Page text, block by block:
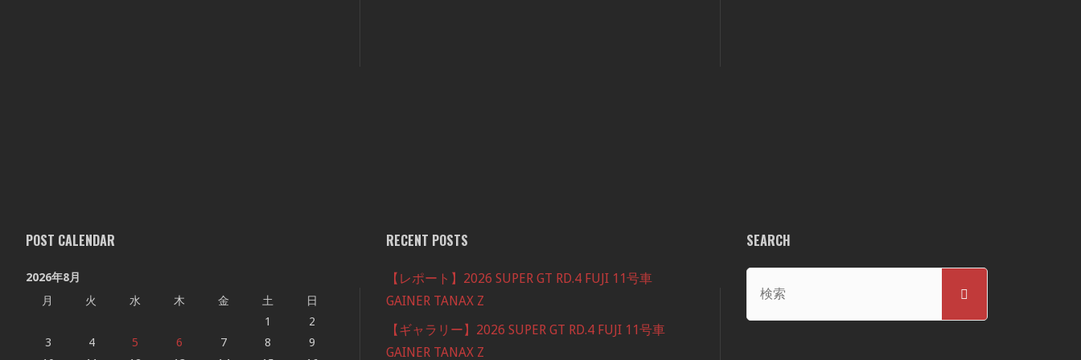
POST CALENDAR
2026年8月
月
火 水 木 金 土
日
1
2
3
4 5 6 7 8
9
RECENT POSTS
【レポート】2026 SUPER GT RD.4 FUJI 11号車
GAINER TANAX Z
【ギャラリー】2026 SUPER GT RD.4 FUJI 11号車
GAINER TANAX Z
SEARCH
対
検